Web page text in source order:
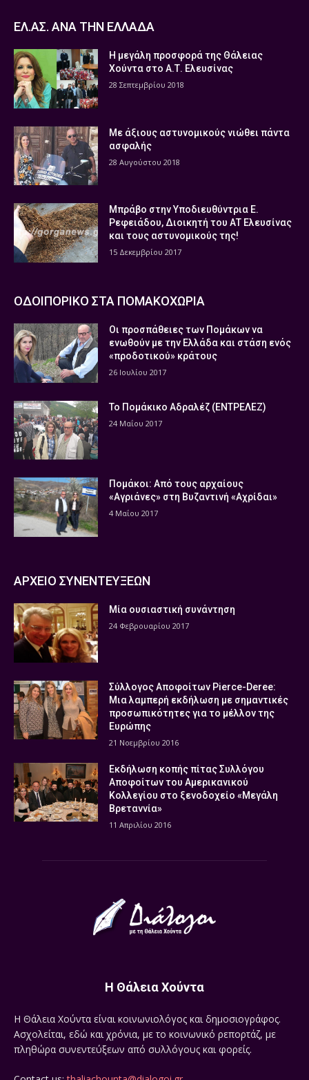
ΕΛ.ΑΣ. ΑΝΑ ΤΗΝ ΕΛΛΑΔΑ
Η μεγάλη προσφορά της Θάλειας
Χούντα στο Α.Τ. Ελευσίνας
28 Σεπτεμβρίου 2018
Με άξιους αστυνομικούς νιώθει πάντα
ασφαλής
28 Αυγούστου 2018
Μπράβο στην Υποδιευθύντρια Ε.
Ρεφειάδου, Διοικητή του ΑΤ Ελευσίνας
και τους αστυνομικούς της!
15 Δεκεμβρίου 2017
ΟΔΟΙΠΟΡΙΚΟ ΣΤΑ ΠΟΜΑΚΟΧΩΡΙΑ
Οι προσπάθειες των Πομάκων να
ενωθούν με την Ελλάδα και στάση ενός
«προδοτικού» κράτους
26 Ιουλίου 2017
Το Πομάκικο Αδραλέζ (ΕΝΤΡΕΛΕΖ)
24 Μαΐου 2017
Πομάκοι: Από τους αρχαίους
«Αγριάνες» στη Βυζαντινή «Αχρίδαι»
4 Μαΐου 2017
ΑΡΧΕΙΟ ΣΥΝΕΝΤΕΥΞΕΩΝ
Μία ουσιαστική συνάντηση
24 Φεβρουαρίου 2017
Σύλλογος Αποφοίτων Pierce-Deree:
Μια λαμπερή εκδήλωση με σημαντικές
προσωπικότητες για το μέλλον της
Ευρώπης
21 Νοεμβρίου 2016
Εκδήλωση κοπής πίτας Συλλόγου
Αποφοίτων του Αμερικανικού
Κολλεγίου στο ξενοδοχείο «Μεγάλη
Βρεταννία»
11 Απριλίου 2016
Η Θάλεια Χούντα
Η Θάλεια Χούντα είναι κοινωνιολόγος και δημοσιογράφος.
Ασχολείται, εδώ και χρόνια, με το κοινωνικό ρεπορτάζ, με
πληθώρα συνεντεύξεων από συλλόγους και φορείς.